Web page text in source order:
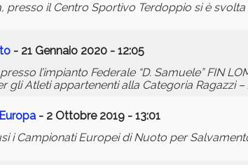
presso il Centro Sportivo Terdoppio si è
- 21 Gennaio 2020 - 12:05
l’impianto Federale “D. Samuele” FIN
Atleti appartenenti alla Categoria Ragazzi –
- 2 Ottobre 2019 - 13:01
i Campionati Europei di Nuoto per